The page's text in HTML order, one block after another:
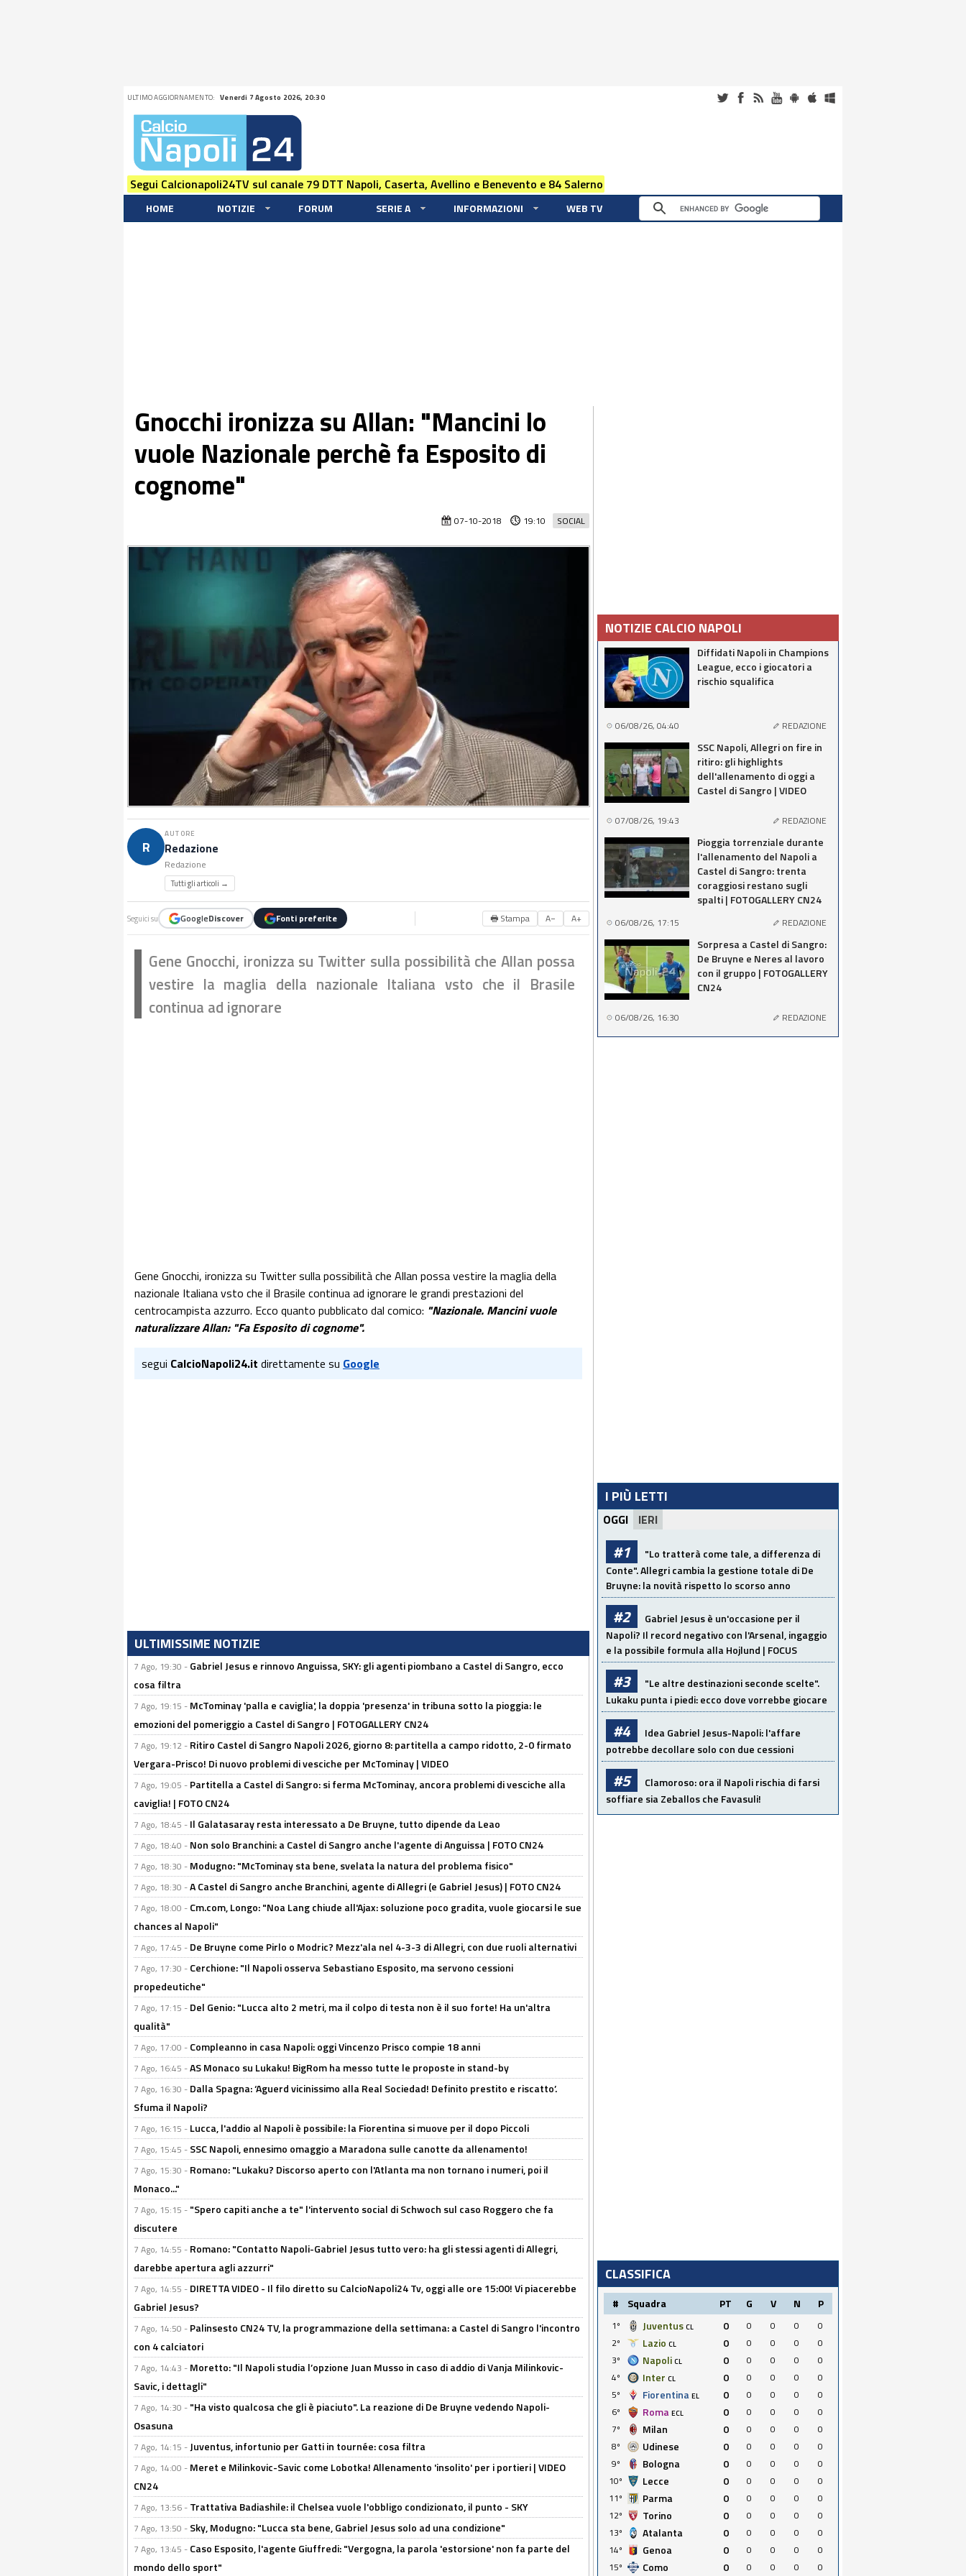
ULTIMO AGGIORNAMENTO: Venerdi 7 Agosto 2026, 20:30
Segui Calcionapoli24TV sul canale 79 DTT Napoli, Caserta, Avellino e Benevento e 84 Salerno
HOME NOTIZIE FORUM SERIE A INFORMAZIONI WEB TV
Gnocchi ironizza su Allan: "Mancini lo
vuole Nazionale perchè fa Esposito di
cognome"
SOCIAL
07-10-2018 19:10
R
AUTORE
Redazione
Redazione
Tutti gli articoli →
Seguici su GoogleDiscover Fonti preferite 🖶 Stampa A− A+
Gene Gnocchi, ironizza su Twitter sulla possibilità che Allan possa
vestire la maglia della nazionale Italiana vsto che il Brasile
continua ad ignorare
Gene Gnocchi, ironizza su Twitter sulla possibilità che Allan possa vestire la maglia della
nazionale Italiana vsto che il Brasile continua ad ignorare le grandi prestazioni del
centrocampista azzurro. Ecco quanto pubblicato dal comico: "Nazionale. Mancini vuole
naturalizzare Allan: "Fa Esposito di cognome".
segui CalcioNapoli24.it direttamente su Google
ULTIMISSIME NOTIZIE
7 Ago, 19:30 - Gabriel Jesus e rinnovo Anguissa, SKY: gli agenti piombano a Castel di Sangro, ecco
cosa filtra
7 Ago, 19:15 - McTominay 'palla e caviglia', la doppia 'presenza' in tribuna sotto la pioggia: le
emozioni del pomeriggio a Castel di Sangro | FOTOGALLERY CN24
7 Ago, 19:12 - Ritiro Castel di Sangro Napoli 2026, giorno 8: partitella a campo ridotto, 2-0 firmato
Vergara-Prisco! Di nuovo problemi di vesciche per McTominay | VIDEO
7 Ago, 19:05 - Partitella a Castel di Sangro: si ferma McTominay, ancora problemi di vesciche alla
caviglia! | FOTO CN24
7 Ago, 18:45 - Il Galatasaray resta interessato a De Bruyne, tutto dipende da Leao
7 Ago, 18:40 - Non solo Branchini: a Castel di Sangro anche l'agente di Anguissa | FOTO CN24
7 Ago, 18:30 - Modugno: "McTominay sta bene, svelata la natura del problema fisico"
7 Ago, 18:30 -A Castel di Sangro anche Branchini, agente di Allegri (e Gabriel Jesus) | FOTO CN24
7 Ago, 18:00 - Cm.com, Longo: "Noa Lang chiude all'Ajax: soluzione poco gradita, vuole giocarsi le sue
chances al Napoli"
7 Ago, 17:45 - De Bruyne come Pirlo o Modric? Mezz'ala nel 4-3-3 di Allegri, con due ruoli alternativi
7 Ago, 17:30 - Cerchione: "Il Napoli osserva Sebastiano Esposito, ma servono cessioni
propedeutiche"
7 Ago, 17:15 - Del Genio: "Lucca alto 2 metri, ma il colpo di testa non è il suo forte! Ha un'altra
qualità"
7 Ago, 17:00 - Compleanno in casa Napoli: oggi Vincenzo Prisco compie 18 anni
7 Ago, 16:45 -AS Monaco su Lukaku! BigRom ha messo tutte le proposte in stand-by
7 Ago, 16:30 - Dalla Spagna: ‘Aguerd vicinissimo alla Real Sociedad! Definito prestito e riscatto’.
Sfuma il Napoli?
7 Ago, 16:15 - Lucca, l'addio al Napoli è possibile: la Fiorentina si muove per il dopo Piccoli
7 Ago, 15:45 - SSC Napoli, ennesimo omaggio a Maradona sulle canotte da allenamento!
7 Ago, 15:30 - Romano: "Lukaku? Discorso aperto con l'Atlanta ma non tornano i numeri, poi il
Monaco..."
7 Ago, 15:15 - "Spero capiti anche a te" l'intervento social di Schwoch sul caso Roggero che fa
discutere
7 Ago, 14:55 - Romano: "Contatto Napoli-Gabriel Jesus tutto vero: ha gli stessi agenti di Allegri,
darebbe apertura agli azzurri"
7 Ago, 14:55 - DIRETTA VIDEO - Il filo diretto su CalcioNapoli24 Tv, oggi alle ore 15:00! Vi piacerebbe
Gabriel Jesus?
7 Ago, 14:50 - Palinsesto CN24 TV, la programmazione della settimana: a Castel di Sangro l'incontro
con 4 calciatori
7 Ago, 14:43 - Moretto: "Il Napoli studia l’opzione Juan Musso in caso di addio di Vanja Milinkovic-
Savic, i dettagli"
7 Ago, 14:30 - "Ha visto qualcosa che gli è piaciuto". La reazione di De Bruyne vedendo Napoli-
Osasuna
7 Ago, 14:15 - Juventus, infortunio per Gatti in tournée: cosa filtra
7 Ago, 14:00 - Meret e Milinkovic-Savic come Lobotka! Allenamento 'insolito' per i portieri | VIDEO
CN24
7 Ago, 13:56 - Trattativa Badiashile: il Chelsea vuole l'obbligo condizionato, il punto - SKY
7 Ago, 13:50 - Sky, Modugno: "Lucca sta bene, Gabriel Jesus solo ad una condizione"
7 Ago, 13:45 - Caso Esposito, l'agente Giuffredi: "Vergogna, la parola 'estorsione' non fa parte del
mondo dello sport"
NOTIZIE CALCIO NAPOLI
Diffidati Napoli in Champions
League, ecco i giocatori a
rischio squalifica
06/08/26, 04:40 REDAZIONE
SSC Napoli, Allegri on fire in
ritiro: gli highlights
dell'allenamento di oggi a
Castel di Sangro | VIDEO
07/08/26, 19:43 REDAZIONE
Pioggia torrenziale durante
l'allenamento del Napoli a
Castel di Sangro: trenta
coraggiosi restano sugli
spalti | FOTOGALLERY CN24
06/08/26, 17:15 REDAZIONE
Sorpresa a Castel di Sangro:
De Bruyne e Neres al lavoro
con il gruppo | FOTOGALLERY
CN24
06/08/26, 16:30 REDAZIONE
I PIÙ LETTI
OGGI IERI
#1
"Lo tratterà come tale, a differenza di
Conte". Allegri cambia la gestione totale di De
Bruyne: la novità rispetto lo scorso anno
#2
Gabriel Jesus è un'occasione per il
Napoli? Il record negativo con l'Arsenal, ingaggio
e la possibile formula alla Hojlund | FOCUS
#3
"Le altre destinazioni seconde scelte".
Lukaku punta i piedi: ecco dove vorrebbe giocare
#4
Idea Gabriel Jesus-Napoli: l'affare
potrebbe decollare solo con due cessioni
#5
Clamoroso: ora il Napoli rischia di farsi
soffiare sia Zeballos che Favasuli!
CLASSIFICA
# Squadra PT G V N P
1º Juventus CL 0 0 0 0
0
2º
Lazio CL 0 0 0 0
0
3º
Napoli CL 0 0 0 0
0
4º
Inter CL 0 0 0 0
0
5º
Fiorentina EL 0 0 0 0
0
6º
Roma ECL 0 0 0 0
0
7º
Milan 0 0 0 0
0
8º
Udinese 0 0 0 0
0
9º
Bologna 0 0 0 0
0
10º
Lecce 0 0 0 0
0
11º
Parma 0 0 0 0
0
12º
Torino 0 0 0 0
0
13º
Atalanta 0 0 0 0
0
14º
Genoa 0 0 0 0
0
15º
Como 0 0 0 0 0